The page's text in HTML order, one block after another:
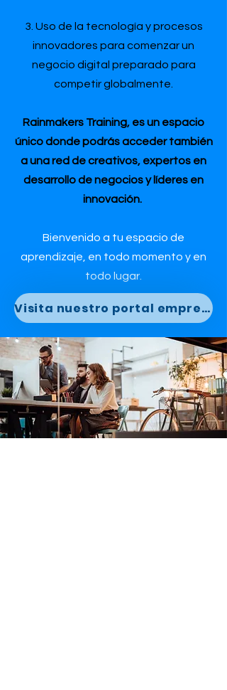
3. Uso de la tecnología y procesos
innovadores para comenzar un
negocio digital preparado para
competir globalmente.
Rainmakers Training, es un espacio
único donde podrás acceder también
a una red de creativos, expertos en
desarrollo de negocios y líderes en
innovación.
Bienvenido a tu espacio de
aprendizaje, en todo momento y en
todo lugar.
Visita nuestro portal empresarial